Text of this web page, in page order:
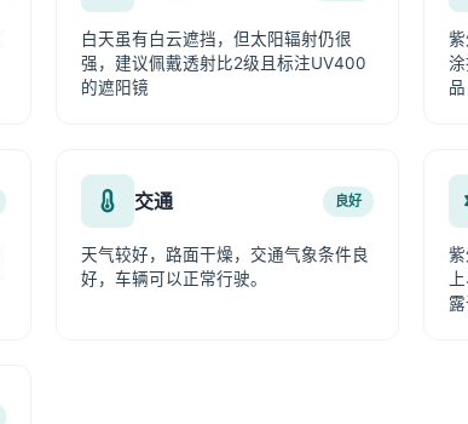
白天虽有白云遮挡，但太阳辐射仍很
强，建议佩戴透射比2级且标注UV400
的遮阳镜
交通 良好
天气较好，路面干燥，交通气象条件良
好，车辆可以正常行驶。